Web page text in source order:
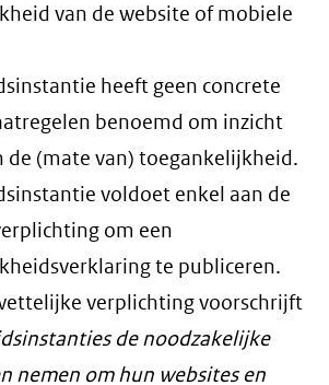
van de website of mobiele
heeft geen concrete
benoemd om inzicht
de (mate van) toegankelijkheid.
voldoet enkel aan de
om een
te publiceren.
verplichting voorschrijft
de noodzakelijke
nemen om hun websites en